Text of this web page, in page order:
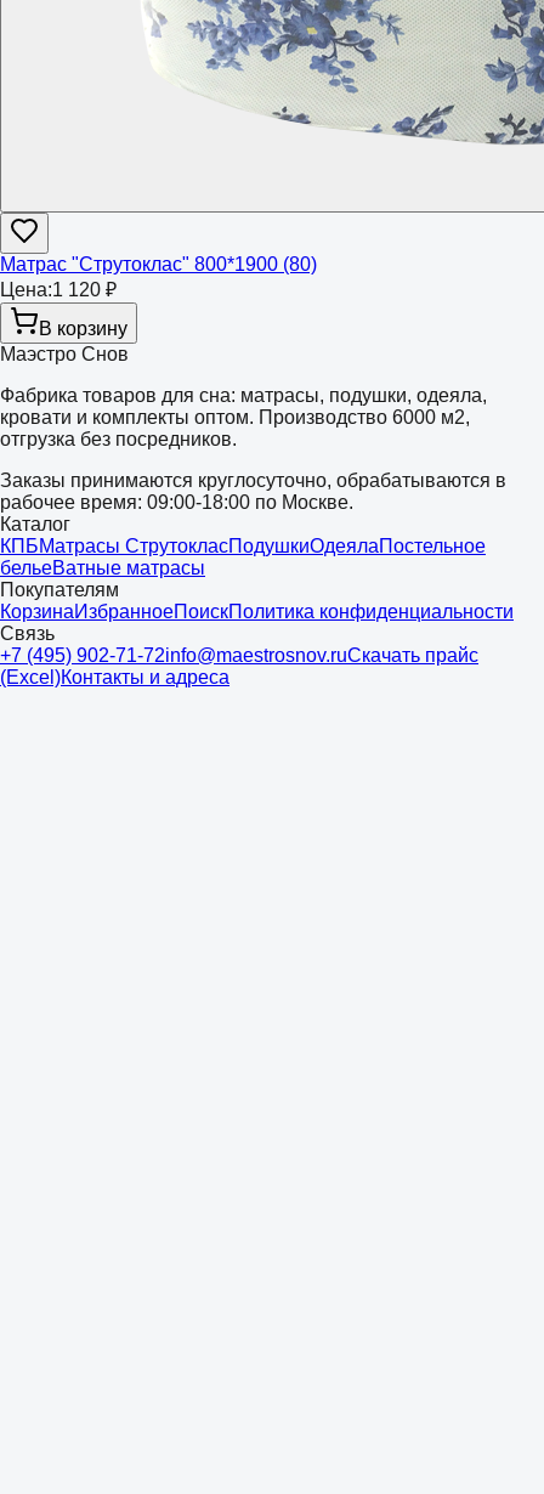
Матрас "Струтоклас" 800*1900 (80)
Цена:1 120 ₽
В корзину
Маэстро Снов
Фабрика товаров для сна: матрасы, подушки, одеяла,
кровати и комплекты оптом. Производство 6000 м2,
отгрузка без посредников.
Заказы принимаются круглосуточно, обрабатываются в
рабочее время: 09:00-18:00 по Москве.
Каталог
КПБМатрасы СтрутокласПодушкиОдеялаПостельное
бельеВатные матрасы
Покупателям
КорзинаИзбранноеПоискПолитика конфиденциальности
Связь
+7 (495) 902-71-72info@maestrosnov.ruСкачать прайс
(Excel)Контакты и адреса